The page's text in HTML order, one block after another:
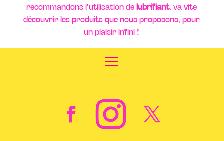
recommandons l’utilisation delubrifiant, va vite
découvrir les produits que nous proposons, pour
un plaisir infini !